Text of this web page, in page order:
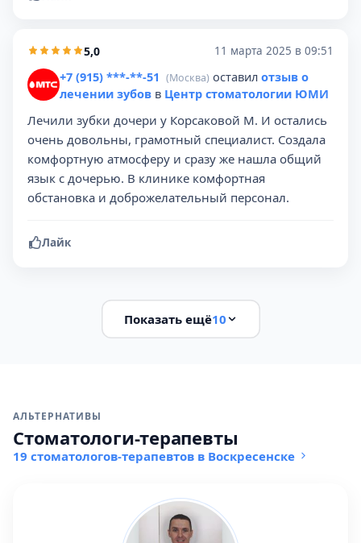
5,0 11 марта 2025 в 09:51
+7 (915) ***-**-51 (Москва) оставил отзыв о
лечении зубов в Центр стоматологии ЮМИ
Лечили зубки дочери у Корсаковой М. И остались
очень довольны, грамотный специалист. Создала
комфортную атмосферу и сразу же нашла общий
язык с дочерью. В клинике комфортная
обстановка и доброжелательный персонал.
Лайк
Показать ещё10
АЛЬТЕРНАТИВЫ
Стоматологи-терапевты
19 стоматологов-терапевтов в Воскресенске